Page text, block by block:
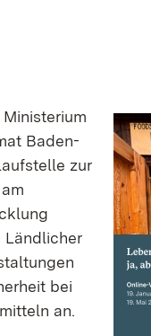
Baden-
zur
Ländlicher
bei
an.